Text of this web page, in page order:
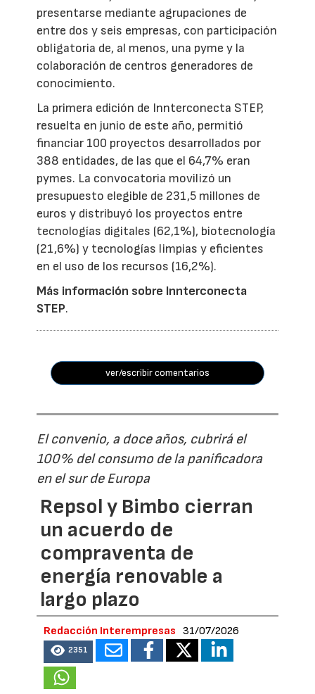
presentarse mediante agrupaciones de
entre dos y seis empresas, con participación
obligatoria de, al menos, una pyme y la
colaboración de centros generadores de
conocimiento.
La primera edición de Innterconecta STEP,
resuelta en junio de este año, permitió
financiar 100 proyectos desarrollados por
388 entidades, de las que el 64,7% eran
pymes. La convocatoria movilizó un
presupuesto elegible de 231,5 millones de
euros y distribuyó los proyectos entre
tecnologías digitales (62,1%), biotecnología
(21,6%) y tecnologías limpias y eficientes
en el uso de los recursos (16,2%).
Más información sobre Innterconecta
STEP.
ver/escribir comentarios
El convenio, a doce años, cubrirá el
100% del consumo de la panificadora
en el sur de Europa
Repsol y Bimbo cierran
un acuerdo de
compraventa de
energía renovable a
largo plazo
Redacción Interempresas 31/07/2026
2351